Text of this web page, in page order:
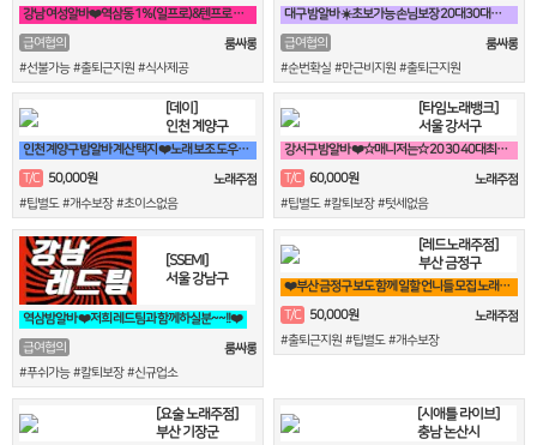
강남 여성알바❤️역삼동 1%(일프로)&텐프로 직영 강남 1등❤️
급여협의
룸싸롱
#선불가능 #출퇴근지원 #식사제공
대구 밤알바 ☀️초보가능 손님보장 20대30대가족모집☀️
급여협의
룸싸롱
#순번확실 #만근비지원 #출퇴근지원
[데이]
인천 계양구
인천 계양구 밤알바 계산 택지 ❤️노래 보조 도우미 구합니다❤️
T/C
50,000원
노래주점
#팁별도 #개수보장 #초이스없음
[타임노래뱅크]
서울 강서구
강서구 밤알바 ❤️☆매니저는☆ 20 30 40대최고 박스입니다^^❤️
T/C 60,000원
노래주점
#팁별도 #칼퇴보장 #텃세없음
[SSEMI]
서울 강남구
역삼밤알바 ❤️저희 레드팀과 함께하실분~~!!❤️
급여협의
룸싸롱
#푸쉬가능 #칼퇴보장 #신규업소
[레드노래주점]
부산 금정구
❤️부산 금정구 보도 함께 일할 언니들 모집 노래방알바❤️
T/C 50,000원
노래주점
#출퇴근지원 #팁별도 #개수보장
[요술 노래주점]
부산 기장군
[시애틀 라이브]
충남 논산시